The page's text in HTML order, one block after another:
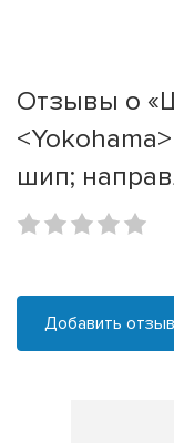
Отзывы о
шип;
Добавить отзыв